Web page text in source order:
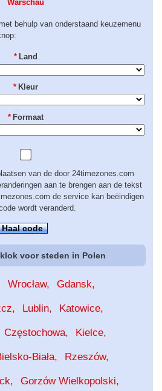
Warschau
behulp van onderstaand keuzemenu
* Land
* Kleur
* Formaat
van de door 24timezones.com
aan te brengen aan de tekst
de service kan beëindigen
wordt veranderd.
Haal code
voor steden in Polen
Wrocław Gdansk
Lublin Katowice
Częstochowa Kielce
Biała Rzeszów
Gorzów Wielkopolski